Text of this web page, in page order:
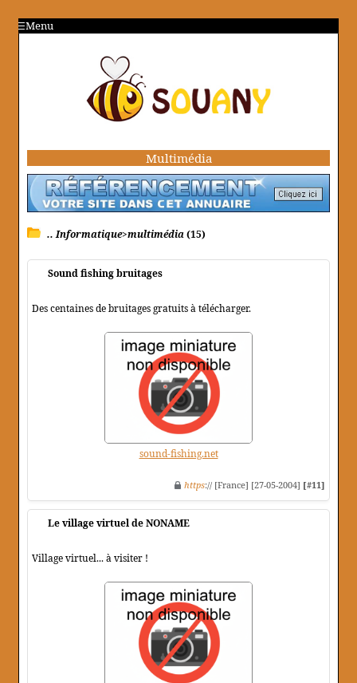
Menu
Multimédia
.. Informatique>multimédia(15)
Sound fishing bruitages
Des centaines de bruitages gratuits à télécharger.
sound-fishing.net
https:// [France] [27-05-2004] [#11]
Le village virtuel de NONAME
Village virtuel... à visiter !